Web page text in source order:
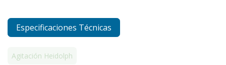
Especificaciones Técnicas
Agitación Heidolph